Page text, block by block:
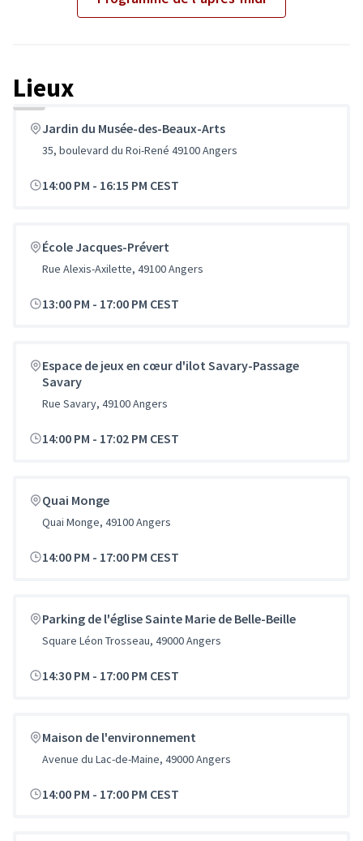
Lieux
Jardin du Musée-des-Beaux-Arts
35, boulevard du Roi-René 49100 Angers
14:00 PM - 16:15 PM CEST
École Jacques-Prévert
Rue Alexis-Axilette, 49100 Angers
13:00 PM - 17:00 PM CEST
Espace de jeux en cœur d'ilot Savary-Passage
Savary
Rue Savary, 49100 Angers
14:00 PM - 17:02 PM CEST
Quai Monge
Quai Monge, 49100 Angers
14:00 PM - 17:00 PM CEST
Parking de l'église Sainte Marie de Belle-Beille
Square Léon Trosseau, 49000 Angers
14:30 PM - 17:00 PM CEST
Maison de l'environnement
Avenue du Lac-de-Maine, 49000 Angers
14:00 PM - 17:00 PM CEST
L'élément suivant est une carte qui présente les éléments de
Passer la carte
+